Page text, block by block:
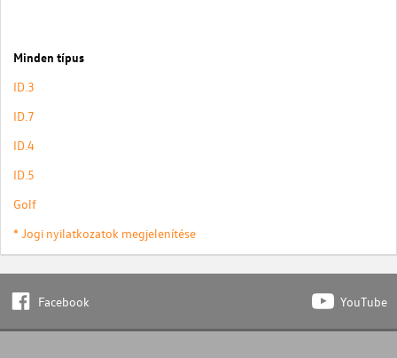
Minden típus
ID.3
ID.7
ID.4
ID.5
Golf
* Jogi nyilatkozatok megjelenítése
Facebook YouTube